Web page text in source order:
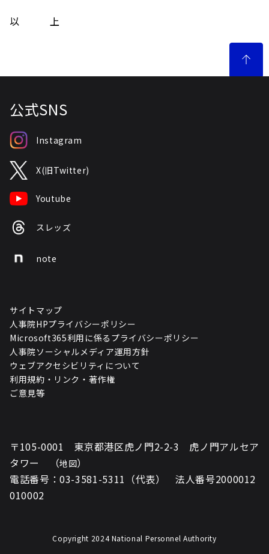
以 上
公式SNS
Instagram
X(旧Twitter)
Youtube
スレッズ
note
サイトマップ
人事院HPプライバシーポリシー
Microsoft365利用に係るプライバシーポリシー
人事院ソーシャルメディア運用方針
ウェブアクセシビリティについて
利用規約・リンク・著作権
ご意見等
〒105-0001 東京都港区虎ノ門2-2-3 虎ノ門アルセア
タワー （地図）
電話番号：03-3581-5311（代表） 法人番号2000012
010002
Copyright 2024 National Personnel Authority